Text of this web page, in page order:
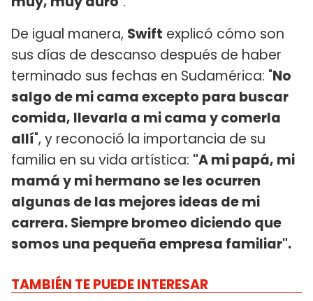
De igual manera, Swift explicó cómo son
sus días de descanso después de haber
terminado sus fechas en Sudamérica: "No
salgo de mi cama excepto para buscar
comida, llevarla a mi cama y comerla
allí", y reconoció la importancia de su
familia en su vida artística: "A mi papá, mi
mamá y mi hermano se les ocurren
algunas de las mejores ideas de mi
carrera. Siempre bromeo diciendo que
somos una pequeña empresa familiar".
TAMBIÉN TE PUEDE INTERESAR